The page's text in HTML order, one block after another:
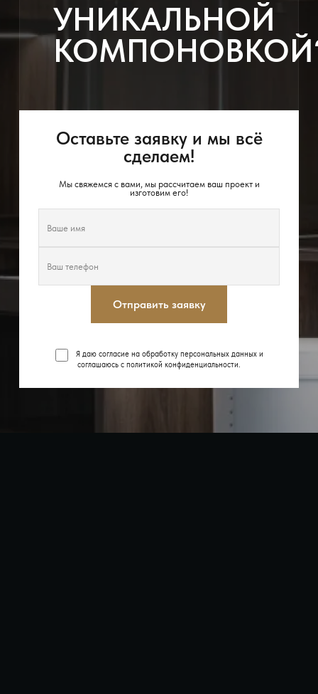
УНИКАЛЬНОЙ
Оставьте заявку и мы всё
сделаем!
Мы свяжемся с вами, мы рассчитаем ваш проект и
изготовим его!
Отправить заявку
Я даю согласие на обработку персональных данных и
соглашаюсь с политикой конфиденциальности.